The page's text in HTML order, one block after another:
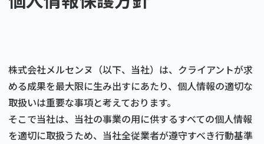
株式会社メルセンヌ（以下、当社）は、クライアントが求
める成果を最大限に生み出すにあたり、個人情報の適切な
取扱いは重要な事項と考えております。
そこで当社は、当社の事業の用に供するすべての個人情報
を適切に取扱うため、当社全従業者が遵守すべき行動基準